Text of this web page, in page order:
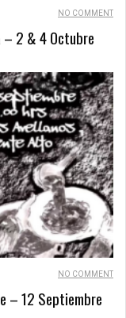
NO COMMENT
– 2 & 4 Octubre
NO COMMENT
– 12 Septiembre